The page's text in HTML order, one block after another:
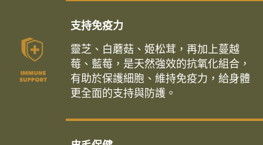
支持免疫力
靈芝、白蘑菇、姬松茸，再加上蔓越
莓、藍莓，是天然強效的抗氧化組合，
有助於保護細胞、維持免疫力，給身體
更全面的支持與防護。